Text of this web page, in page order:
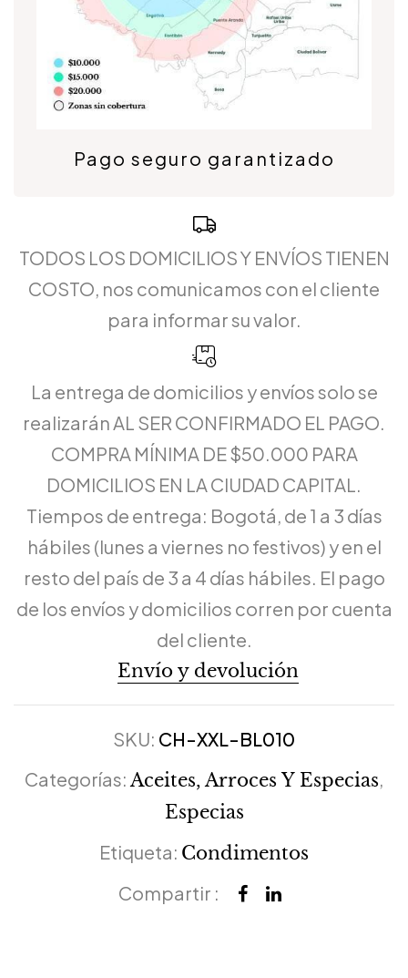
Pago seguro garantizado
TODOS LOS DOMICILIOS Y ENVÍOS TIENEN
COSTO, nos comunicamos con el cliente
para informar su valor.
La entrega de domicilios y envíos solo se
realizarán AL SER CONFIRMADO EL PAGO.
COMPRA MÍNIMA DE $50.000 PARA
DOMICILIOS EN LA CIUDAD CAPITAL.
Tiempos de entrega: Bogotá, de 1 a 3 días
hábiles (lunes a viernes no festivos) y en el
resto del país de 3 a 4 días hábiles. El pago
de los envíos y domicilios corren por cuenta
del cliente.
Envío y devolución
SKU: CH-XXL-BL010
Categorías: Aceites, Arroces Y Especias
Especias
Etiqueta: Condimentos
Compartir :